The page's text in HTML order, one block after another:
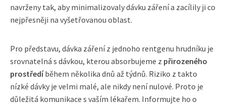
navrženy tak, aby minimalizovaly dávku záření a zacílily ji co
nejpřesněji na vyšetřovanou oblast.
Pro představu, dávka záření z jednoho rentgenu hrudníku je
srovnatelná s dávkou, kterou absorbujeme z přirozeného
prostředíběhem několika dnů až týdnů. Riziko z takto
nízké dávky je velmi malé, ale nikdy není nulové. Proto je
důležitá komunikace s vaším lékařem. Informujte ho o